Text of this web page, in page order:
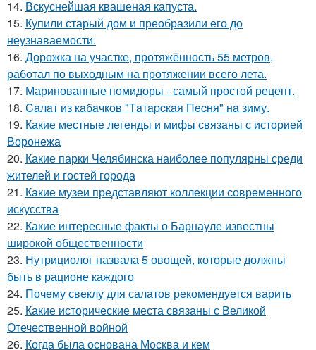
14. Вскуснейшая квашеная капуста.
15. Купили старый дом и преобразили его до
неузнаваемости.
16. Дорожка на участке, протяжённость 55 метров,
работал по выходным на протяжении всего лета.
17. Маринованные помидоры - самый простой рецепт.
18. Caлaт из кaбaчкoв "Тaтapcкaя Пecня" нa зиму.
19. Какие местные легенды и мифы связаны с историей
Воронежа
20. Какие парки Челябинска наиболее популярны среди
жителей и гостей города
21. Какие музеи представляют коллекции современного
искусства
22. Какие интересные факты о Барнауле известны
широкой общественности
23. Нутрициолог назвала 5 овощей, которые должны
быть в рационе каждого
24. Почему свеклу для салатов рекомендуется варить
25. Какие исторические места связаны с Великой
Отечественной войной
26. Когда была основана Москва и кем